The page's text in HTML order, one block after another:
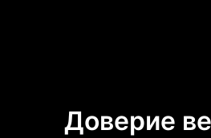
Доверие